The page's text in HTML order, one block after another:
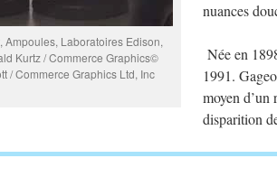
Ampoules, Laboratoires Edison,
Kurtz / Commerce Graphics©
/ Commerce Graphics Ltd, Inc
nuances
Née en
1991.
moyen d’un
disparition